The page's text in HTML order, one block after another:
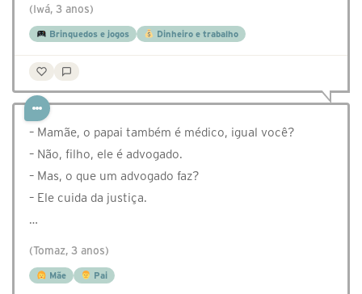
(Iwá, 3 anos)
Brinquedos e jogos Dinheiro e trabalho
– Mamãe, o papai também é médico, igual você?
– Não, filho, ele é advogado.
– Mas, o que um advogado faz?
– Ele cuida da justiça.
…
(Tomaz, 3 anos)
Mãe Pai